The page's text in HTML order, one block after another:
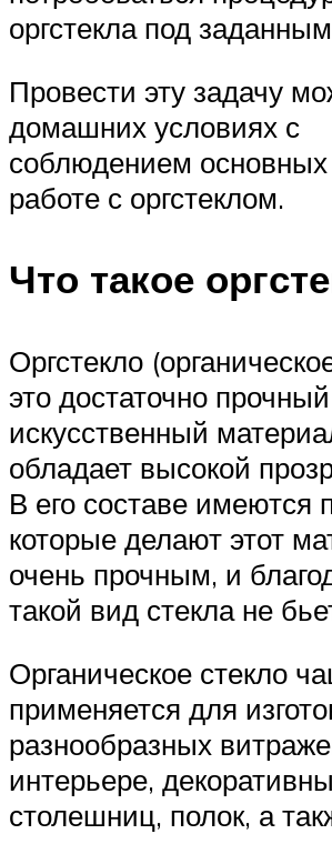
оргстекла под
Провести эту задачу
домашних условиях с
соблюдением
работе с оргстеклом.
Что такое
Оргстекло
это достаточно прочный
искусственный
обладает высокой
В его составе имеются
которые делают этот
очень прочным, и
такой вид стекла не
Органическое стекло
применяется для
разнообразных
интерьере,
столешниц, полок, а